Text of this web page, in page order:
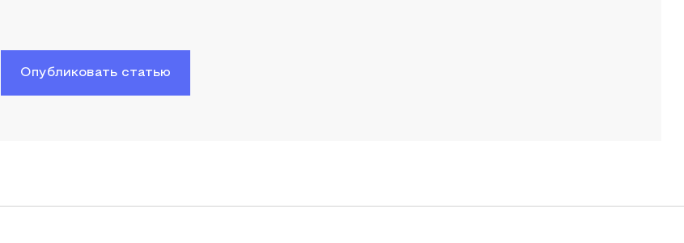
Опубликовать статью